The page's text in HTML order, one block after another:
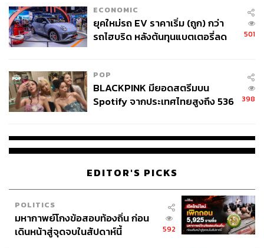
TAGS: ภาพยนตร์ไทย
กรรณ สวัสดิวัตน์ ณ อยุธยา
โดม-สิทธิศิริ มงคลศิริ
Hunger คนหิว เกมกระหาย
Netflix
ภาพยนตร์
ออกแบบ-ชุติมณฑน์ จึงเจริญสุขยิ่ง
ABOUT THE AUTHOR
สุพัฒน์ ศิวะพรพันธ์
ECONOMIC
ยุคใหม่รถ EV ราคาเริ่ม (ถูก) กว่า
รถไฮบริด หลังต้นทุนแบตเตอรี่ลด
501
POP
BLACKPINK มียอดสตรีมบน
Spotify จากประเทศไทยสูงถึง 536
398
EDITOR'S PICKS
POLITICS
มหากาพย์โกงข้อสอบท้องถิ่น ก่อน
เดินหน้าสู่จุดจบในสัปดาห์นี้
592